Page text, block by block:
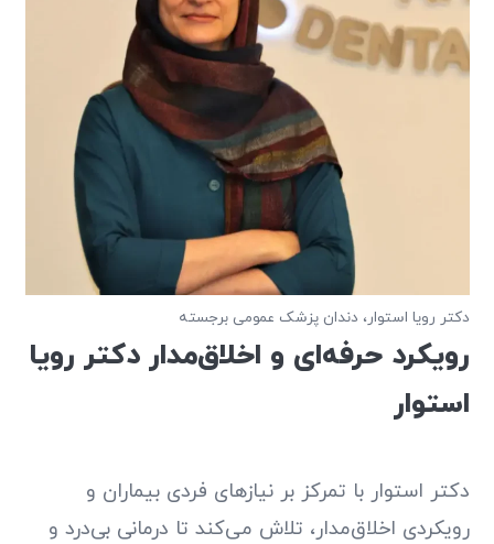
دکتر رویا استوار، دندان پزشک عمومی برجسته
رویکرد حرفه‌ای و اخلاق‌مدار دکتر رویا
استوار
دکتر استوار با تمرکز بر نیازهای فردی بیماران و
رویکردی اخلاق‌مدار، تلاش می‌کند تا درمانی بی‌درد و